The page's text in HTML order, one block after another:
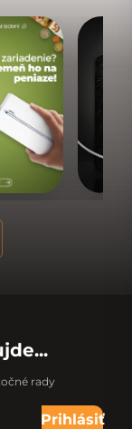
rady
toto pole:
Prihlásiť